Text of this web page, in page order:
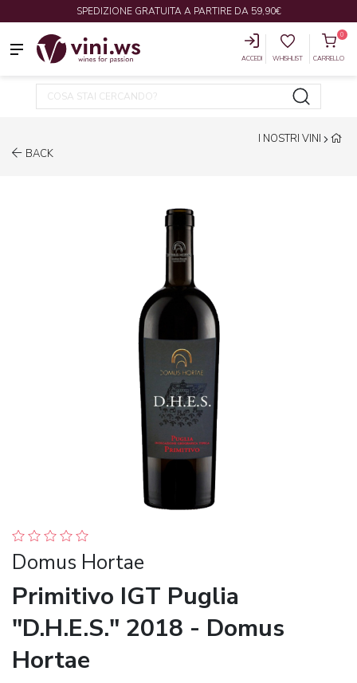
SPEDIZIONE GRATUITA A PARTIRE DA 59,90€
ACCEDI WHISHLIST
0
CARRELLO
BACK
I NOSTRI VINI
Domus Hortae
Primitivo IGT Puglia
"D.H.E.S." 2018 - Domus
Hortae